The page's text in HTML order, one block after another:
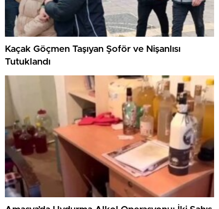
Kaçak Göçmen Taşıyan Şoför ve Nişanlısı
Tutuklandı